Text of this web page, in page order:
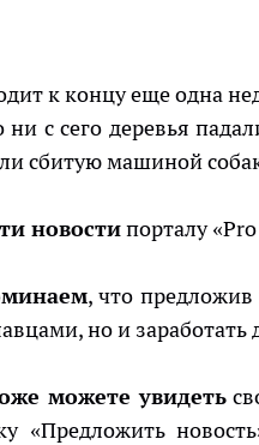
к концу еще одна
ни с сего деревья
сбитую машиной
новостипорталу
, что
но и заработать
можете увидеть
«Предложить